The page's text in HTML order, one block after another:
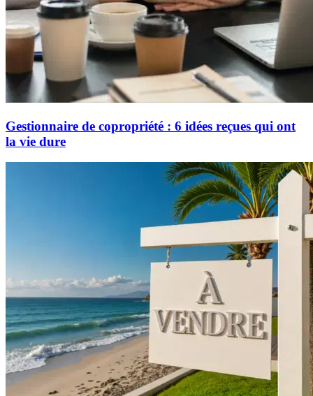
Gestionnaire de copropriété : 6 idées reçues qui ont
la vie dure